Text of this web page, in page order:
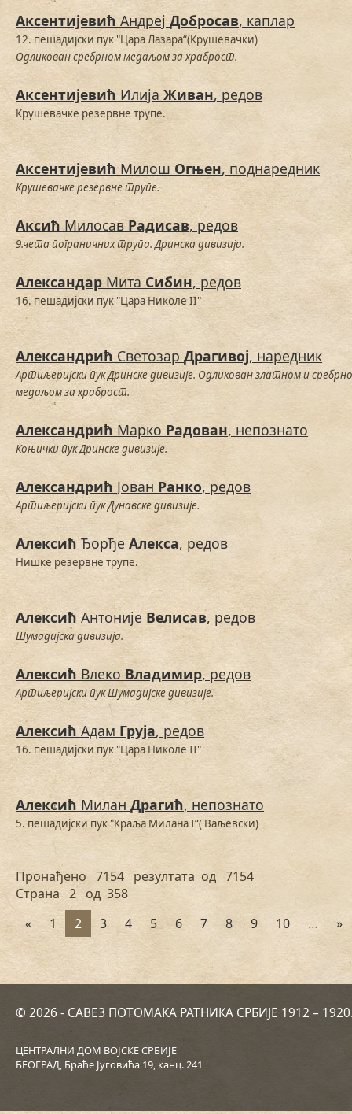
Аксентијевић Андреј Добросав, каплар
12. пешадијски пук "Цара Лазара“(Крушевачки)
Одликован сребрном медаљом за храброст.
Аксентијевић Илија Живан, редов
Крушевачке резервне трупе.
Аксентијевић Милош Огњен, поднаредник
Крушевачке резервне трупе.
Аксић МилосавРадисав, редов
9.чета пограничних трупа. Дринска дивизија.
Александар МитаСибин, редов
16. пешадијски пук "Цара Николе II"
Александрић Светозар Драгивој, наредник
Артиљеријски пук Дринске дивизије. Одликован златном и
медаљом за храброст.
Александрић Марко Радован, непознато
Коњички пук Дринске дивизије.
Александрић Јован Ранко, редов
Артиљеријски пук Дунавске дивизије.
Алексић Ђорђе Алекса, редов
Нишке резервне трупе.
Алексић Антоније Велисав, редов
Шумадијска дивизија.
Алексић Влеко Владимир, редов
Артиљеријски пук Шумадијске дивизије.
Алексић Адам Груја, редов
16. пешадијски пук "Цара Николе II"
Алексић Милан Драгић, непознато
5. пешадијски пук "Краља Милана I“( Ваљевски)
Пронађено 7154 резултата од 7154
Страна 2 од 358
«
1 2 3 4 5 6 7 8 9 10 … »
© 2026 - САВЕЗ ПОТОМАКА РАТНИКА СРБИЈЕ 1912 –
ЦЕНТРАЛНИ ДОМ ВОЈСКЕ СРБИЈЕ
БЕОГРАД, Браће Југовића 19, канц. 241